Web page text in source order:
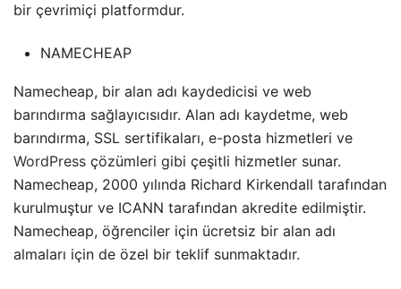
bir çevrimiçi platformdur.
NAMECHEAP
Namecheap, bir alan adı kaydedicisi ve web
barındırma sağlayıcısıdır. Alan adı kaydetme, web
barındırma, SSL sertifikaları, e-posta hizmetleri ve
WordPress çözümleri gibi çeşitli hizmetler sunar.
Namecheap, 2000 yılında Richard Kirkendall tarafından
kurulmuştur ve ICANN tarafından akredite edilmiştir.
Namecheap, öğrenciler için ücretsiz bir alan adı
almaları için de özel bir teklif sunmaktadır.